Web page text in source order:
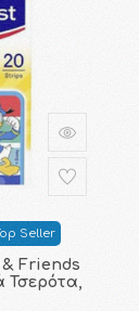
Seller
Friends
Τσερότα,